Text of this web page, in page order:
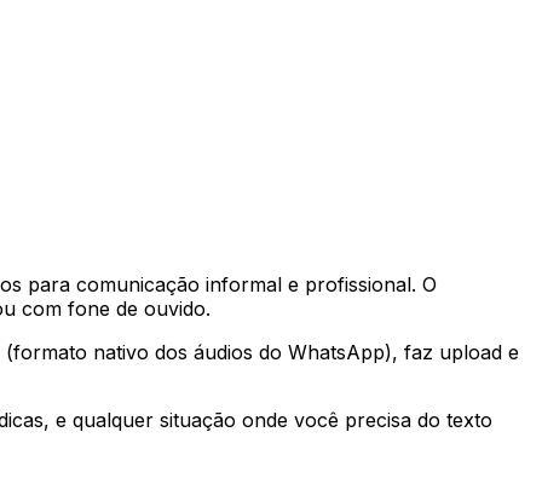
para comunicação informal e profissional. O
com fone de ouvido.
nativo dos áudios do WhatsApp), faz upload e
e qualquer situação onde você precisa do texto